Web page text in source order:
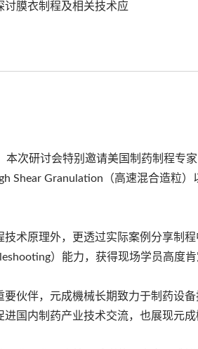
讨膜衣制程及相关技术应
本次研讨会特别邀请美国制药制程专
Shear Granulation（高速混合造粒
术原理外，更透过实际案例分享制
）能力，获得现场学员高度肯
要伙伴，元成機械长期致力于制药设
进国内制药产业技术交流，也展现元